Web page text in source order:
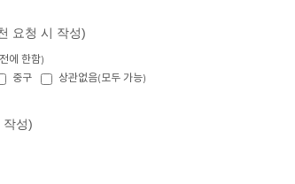
요청 시 작성)
에 한함)
중구 상관없음(모두 가능)
작성)